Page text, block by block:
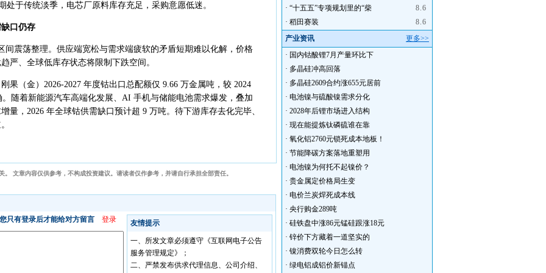
于传统淡季，电芯厂原料库存充足，采购意愿低迷。
口仍存
间震荡整理。供应端宽松与需求端疲软的矛盾短期难以化解，价格
严、全球低库存状态将限制下跌空间。
果（金）2026-2027 年度钴出口总配额仅 9.66 万金属吨，较 2024
随着新能源汽车高端化发展、AI 手机与储能电池需求爆发，叠加
量，2026 年全球钴供需缺口预计超 9 万吨。待下游库存去化完毕、
文章内容仅供参考，不构成投资建议。请读者仅作参考，并请自行承担全部责任。
· “十五五”专项规划里的“柴
8.6
· 稻田赛装
8.6
产业资讯
更多>>
· 国内钴酸锂7月产量环比下
· 多晶硅冲高回落
· 多晶硅2609合约涨655元居前
· 电池镍与硫酸镍需求分化
· 2028年后锂市场进入结构
· 现在能提炼钛磷硫谁在靠
· 氧化铝2760元锁死成本地板！
· 节能降碳方案落地重塑用
· 电池镍为何托不起镍价？
· 贵金属定价格局生变
· 电价兰炭焊死成本线
· 央行购金289吨
· 硅铁盘中涨86元锰硅跟涨18元
· 锌价下方藏着一道坚实的
· 镍消费双轮今日怎么转
· 绿电铝成铝价新锚点